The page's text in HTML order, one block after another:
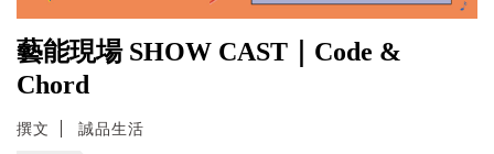
藝能現場 SHOW CAST｜Code &
Chord
撰文 誠品生活